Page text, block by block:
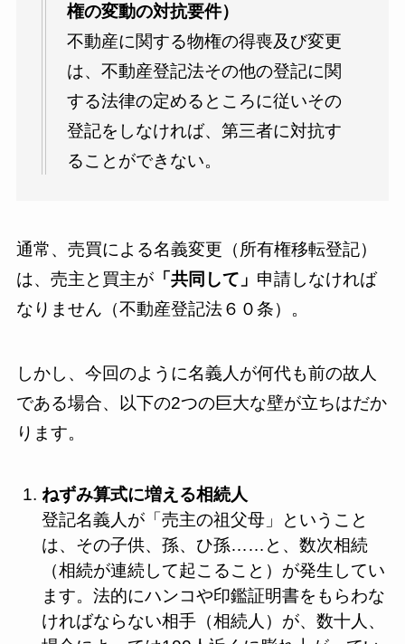
権の変動の対抗要件）
不動産に関する物権の得喪及び変更
は、不動産登記法その他の登記に関
する法律の定めるところに従いその
登記をしなければ、第三者に対抗す
ることができない。
通常、売買による名義変更（所有権移転登記）
は、売主と買主が「共同して」 申請しなければ
なりません（不動産登記法６０条）。
しかし、今回のように名義人が何代も前の故人
である場合、以下の2つの巨大な壁が立ちはだか
ります。
ねずみ算式に増える相続人
登記名義人が「売主の祖父母」ということ
は、その子供、孫、ひ孫……と、数次相続
（相続が連続して起こること）が発生してい
ます。法的にハンコや印鑑証明書をもらわな
ければならない相手（相続人）が、数十人、